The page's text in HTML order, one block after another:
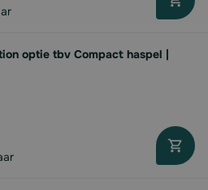
optie tbv Compact haspel |